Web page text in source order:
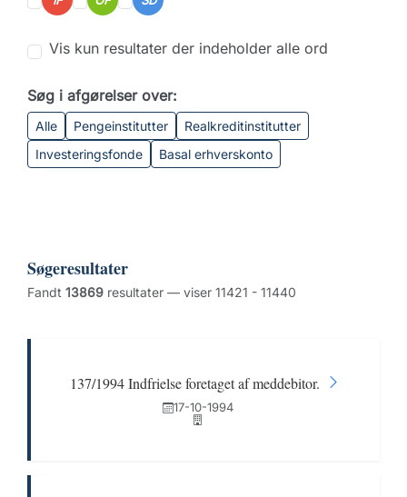
Vis kun resultater der indeholder alle ord
Søg i afgørelser over:
Alle Pengeinstitutter
Realkreditinstitutter
Investeringsfonde
Basal erhverskonto
Søgeresultater
Fandt 13869 resultater — viser 11421 - 11440
137/1994 Indfrielse foretaget af meddebitor.
17-10-1994